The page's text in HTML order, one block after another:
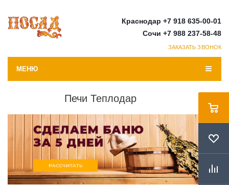
Краснодар +7 918 635-00-01
Сочи +7 988 237-58-48
ЗАКАЗАТЬ ЗВОНОК
МЕНЮ
Печи Теплодар